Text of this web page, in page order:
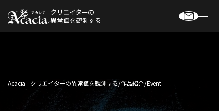
クリエイターの
異常値を観測する
Acacia - クリエイターの異常値を観測する/作品紹介/Event